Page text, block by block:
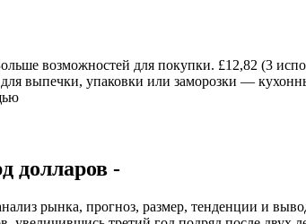
возможностей для покупки. £12,82 (3
выпечки, упаковки или заморозки —
долларов -
рынка, прогноз, размер, тенденции и